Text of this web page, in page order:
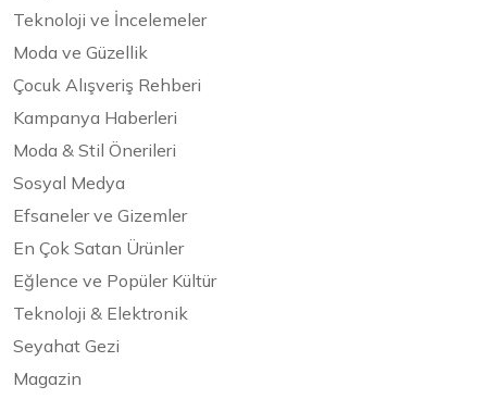
Teknoloji ve İncelemeler
Moda ve Güzellik
Çocuk Alışveriş Rehberi
Kampanya Haberleri
Moda & Stil Önerileri
Sosyal Medya
Efsaneler ve Gizemler
En Çok Satan Ürünler
Eğlence ve Popüler Kültür
Teknoloji & Elektronik
Seyahat Gezi
Magazin